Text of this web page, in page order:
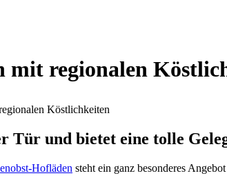
mit regionalen
und bietet eine tolle
Hofläden steht ein ganz besonderes